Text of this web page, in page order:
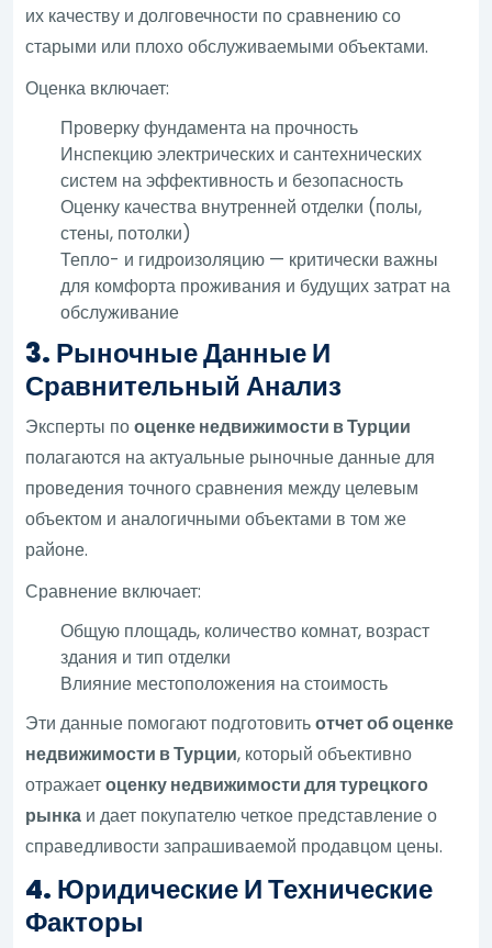
их качеству и долговечности по сравнению со
старыми или плохо обслуживаемыми объектами.
Оценка включает:
Проверку фундамента на прочность
Инспекцию электрических и сантехнических
систем на эффективность и безопасность
Оценку качества внутренней отделки (полы,
стены, потолки)
Тепло- и гидроизоляцию — критически важны
для комфорта проживания и будущих затрат на
обслуживание
3. Рыночные Данные И
Сравнительный Анализ
Эксперты пооценке недвижимости в Турции
полагаются на актуальные рыночные данные для
проведения точного сравнения между целевым
объектом и аналогичными объектами в том же
районе.
Сравнение включает:
Общую площадь, количество комнат, возраст
здания и тип отделки
Влияние местоположения на стоимость
Эти данные помогают подготовитьотчет об оценке
недвижимости в Турции, который объективно
отражаетоценку недвижимости для турецкого
рынка и дает покупателю четкое представление о
справедливости запрашиваемой продавцом цены.
4. Юридические И Технические
Факторы